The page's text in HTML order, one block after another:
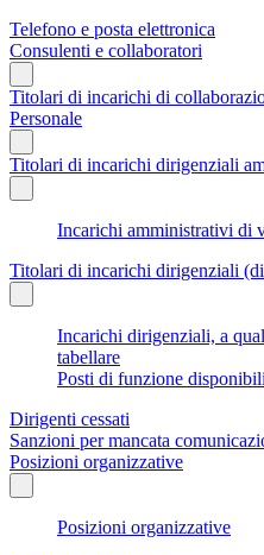
Telefono e posta elettronica
Consulenti e collaboratori
Titolari di incarichi di
Personale
Titolari di incarichi dirigenziali
Incarichi amministrativi di
Titolari di incarichi dirigenziali
Incarichi dirigenziali, a
tabellare
Posti di funzione disponibili
Dirigenti cessati
Sanzioni per mancata
Posizioni organizzative
Posizioni organizzative